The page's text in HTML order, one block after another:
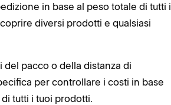
in base al peso totale di tutti i
diversi prodotti e qualsiasi
pacco o della distanza di
per controllare i costi in base
di tutti i tuoi prodotti.